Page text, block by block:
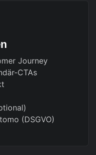
Journey
CTAs
(DSGVO)